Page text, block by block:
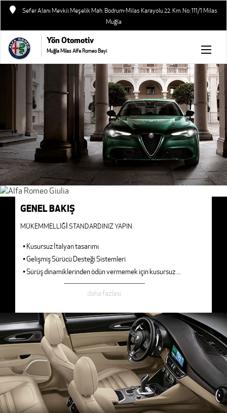
Sefer Alanı Mevkii Meşelik Mah. Bodrum-Milas Karayolu 22. Km. No: 111/1 Milas
Muğla
Yön Otomotiv
Muğla Milas Alfa Romeo Bayi
GENEL BAKIŞ
MÜKEMMELLİĞİ̇ STANDARDINIZ YAPIN
• Kusursuz İtalyan tasarımı
• Gelişmiş Sürücü Desteği Sistemleri
• Sürüş dinamiklerinden ödün vermemek için kusursuz...
daha fazlası